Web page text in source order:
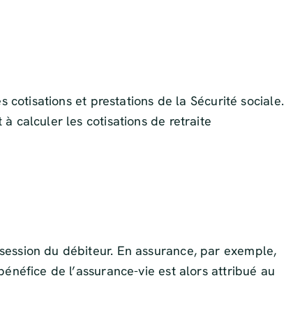
cotisations et prestations de la Sécurité sociale.
à calculer les cotisations de retraite
du débiteur. En assurance, par exemple,
de l’assurance-vie est alors attribué au